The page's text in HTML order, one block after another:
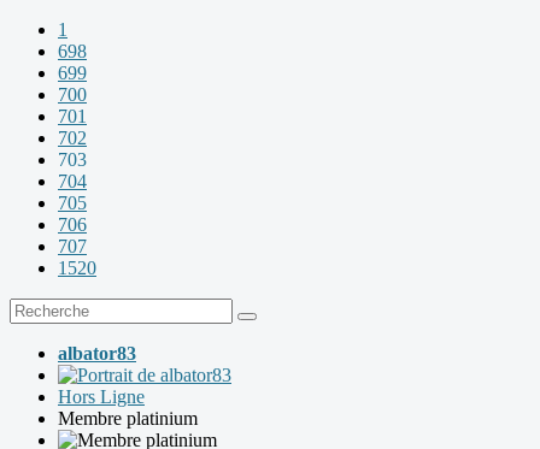
1
698
699
700
701
702
703
704
705
706
707
1520
albator83
Hors Ligne
Membre platinium